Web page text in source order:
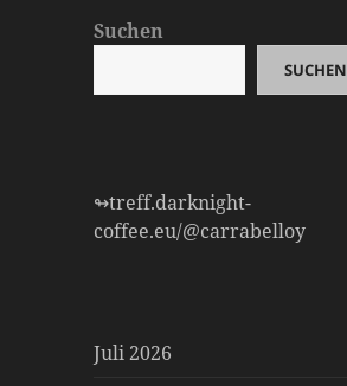
Suchen
SUCHEN
↬treff.darknight-
coffee.eu/@carrabelloy
Juli 2026